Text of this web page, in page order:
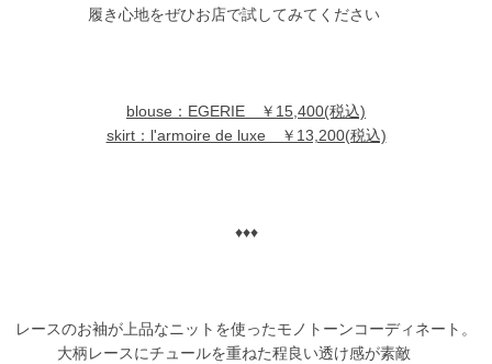
履き心地をぜひお店で試してみてください
blouse：EGERIE ￥15,400(税込)
skirt：l'armoire de luxe ￥13,200(税込)
♦♦♦
レースのお袖が上品なニットを使ったモノトーンコーディネート。
大柄レースにチュールを重ねた程良い透け感が素敵